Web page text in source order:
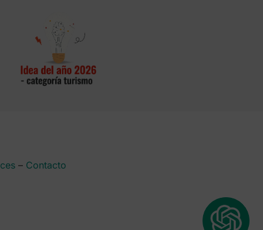
– Contacto